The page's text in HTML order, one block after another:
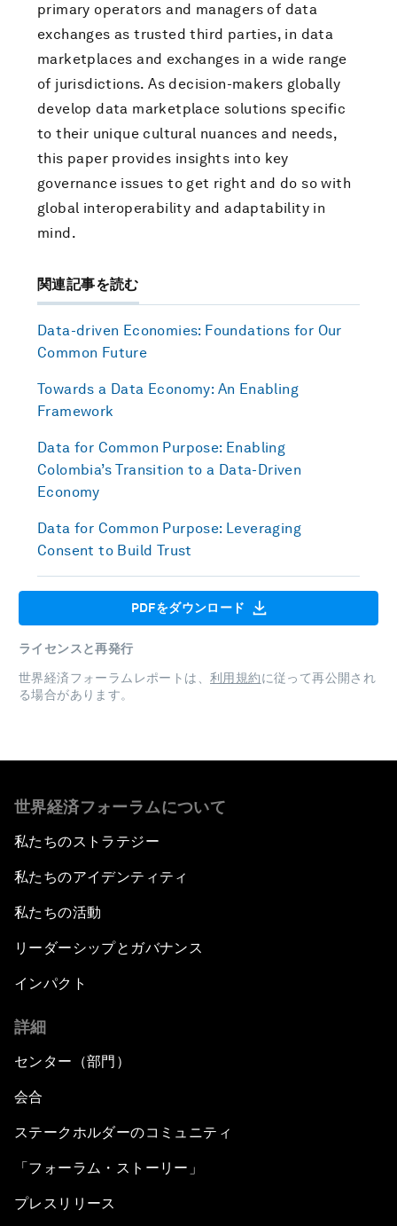
primary operators and managers of data
exchanges as trusted third parties, in data
marketplaces and exchanges in a wide range
of jurisdictions. As decision-makers globally
develop data marketplace solutions specific
to their unique cultural nuances and needs,
this paper provides insights into key
governance issues to get right and do so with
global interoperability and adaptability in
mind.
関連記事を読む
Data-driven Economies: Foundations for Our
Common Future
Towards a Data Economy: An Enabling
Framework
Data for Common Purpose: Enabling
Colombia’s Transition to a Data-Driven
Economy
Data for Common Purpose: Leveraging
Consent to Build Trust
PDFをダウンロード
ライセンスと再発行
世界経済フォーラムレポートは、 利用規約に従って再公開され
る場合があります。
世界経済フォーラムについて
私たちのストラテジー
私たちのアイデンティティ
私たちの活動
リーダーシップとガバナンス
インパクト
詳細
センター（部門）
会合
ステークホルダーのコミュニティ
「フォーラム・ストーリー」
プレスリリース